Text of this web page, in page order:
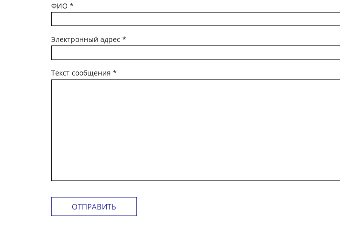
ФИО *
Электронный адрес *
Текст сообщения *